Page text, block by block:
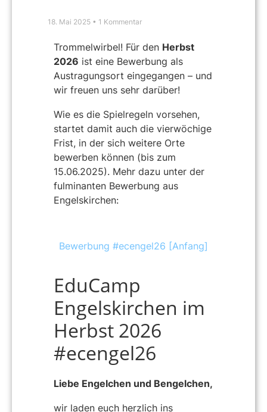
18. Mai 2025 1 Kommentar
Trommelwirbel! Für den Herbst
2026 ist eine Bewerbung als
Austragungsort eingegangen – und
wir freuen uns sehr darüber!
Wie es die Spielregeln vorsehen,
startet damit auch die vierwöchige
Frist, in der sich weitere Orte
bewerben können (bis zum
15.06.2025). Mehr dazu unter der
fulminanten Bewerbung aus
Engelskirchen:
Bewerbung #ecengel26 [Anfang]
EduCamp
Engelskirchen im
Herbst 2026
#ecengel26
Liebe Engelchen und Bengelchen,
wir laden euch herzlich ins